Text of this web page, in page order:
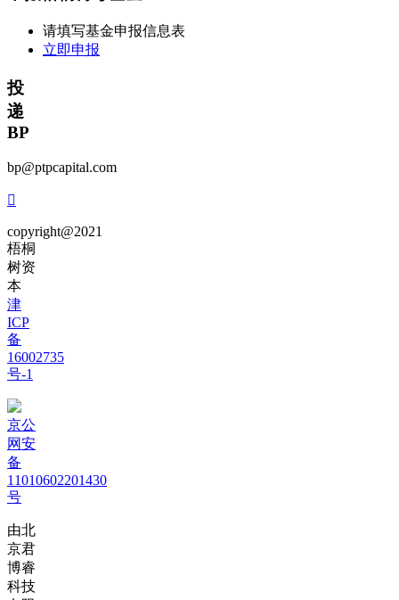
请填写基金申报信息表
立即申报
投
递
BP
bp@ptpcapital.com

copyright@2021
梧桐
树资
本
津
ICP
备
16002735
号-1
京公
网安
备
11010602201430
号
由北
京君
博睿
科技